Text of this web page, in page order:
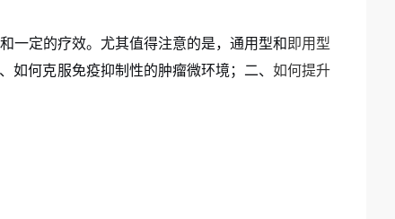
一定的疗效。尤其值得注意的是，通用型和 即用型
如何克服免疫抑制性的肿瘤微环境； 二、 如何提升